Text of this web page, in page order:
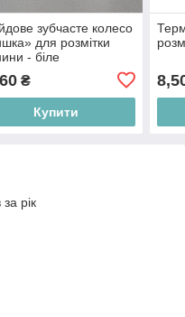
зубчасте колесо
для розмітки
- біле
₴
Купити
рік